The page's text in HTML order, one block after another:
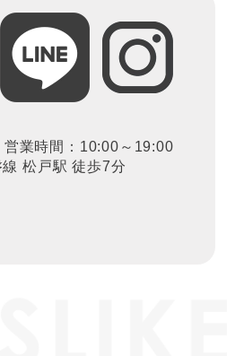
営業時間：10:00～19:00
松戸駅 徒歩7分